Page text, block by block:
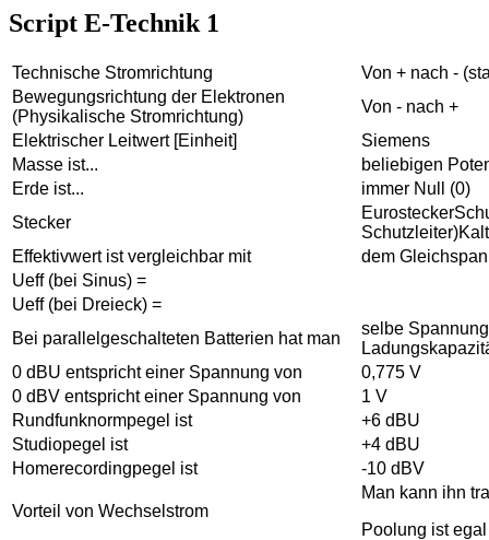
Script E-Technik 1
Technische Stromrichtung
Von + nach -
Bewegungsrichtung der Elektronen
(Physikalische Stromrichtung)
Von - nach +
Elektrischer Leitwert [Einheit]
Siemens
Masse ist...
beliebigen
Erde ist...
immer Null (0)
Stecker
Eurostecker
Schutzleiter)
Effektivwert ist vergleichbar mit
dem
Ueff (bei Sinus) =
Ueff (bei Dreieck) =
Bei parallelgeschalteten Batterien hat man
selbe
0 dBU entspricht einer Spannung von
0,775 V
0 dBV entspricht einer Spannung von
1 V
Rundfunknormpegel ist
+6 dBU
Studiopegel ist
+4 dBU
Homerecordingpegel ist
-10 dBV
Vorteil von Wechselstrom
Man kann ihn
Poolung ist egal